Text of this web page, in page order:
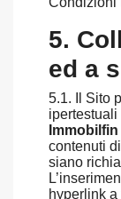
5.
ed a
5.1. Il Sito
ipertestuali
Immobilfin
contenuti
siano
hyperlink